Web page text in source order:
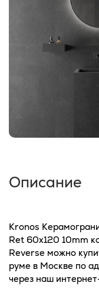
Описание
Kronos
Ret 60x120 10mm
Reverse можно
руме в Москве по
через наш